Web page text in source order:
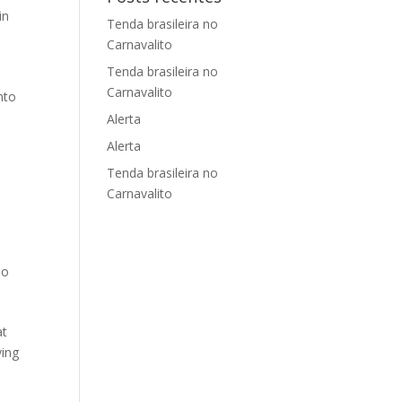
Tenda brasileira no
Carnavalito
Tenda brasileira no
Carnavalito
Alerta
Alerta
Tenda brasileira no
Carnavalito